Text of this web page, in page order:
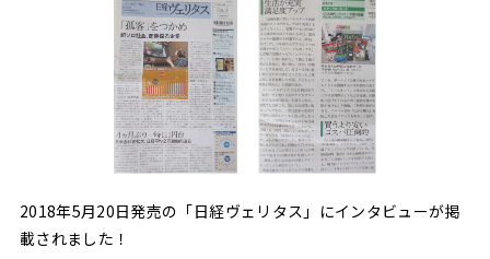
2018年5月20日発売の「日経ヴェリタス」にインタビューが掲
載されました！